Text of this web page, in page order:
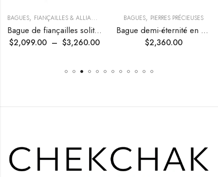
BAGUES, FIANÇAILLES & ALLIANCES
Bague de fiançailles solitaire en diamant à pétales
$2,099.00 – $3,260.00
BAGUES, PIERRES PRÉCIEUSES
Bague demi-éternité en pierres précieuses et diamants
$2,360.00